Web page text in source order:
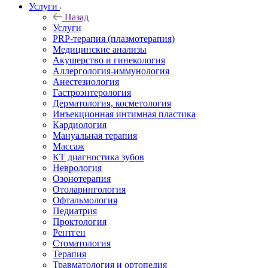
Услуги
Назад
Услуги
PRP-терапия (плазмотерапия)
Медицинские анализы
Акушерство и гинекология
Аллергология-иммунология
Анестезиология
Гастроэнтерология
Дерматология, косметология
Инъекционная интимная пластика
Кардиология
Мануальная терапия
Массаж
КТ диагностика зубов
Неврология
Озонотерапия
Отоларингология
Офтальмология
Педиатрия
Проктология
Рентген
Стоматология
Терапия
Травматология и ортопедия